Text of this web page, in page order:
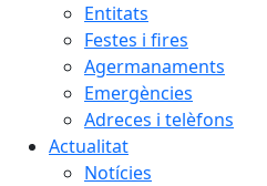
Entitats
Festes i fires
Agermanaments
Emergències
Adreces i telèfons
Actualitat
Notícies